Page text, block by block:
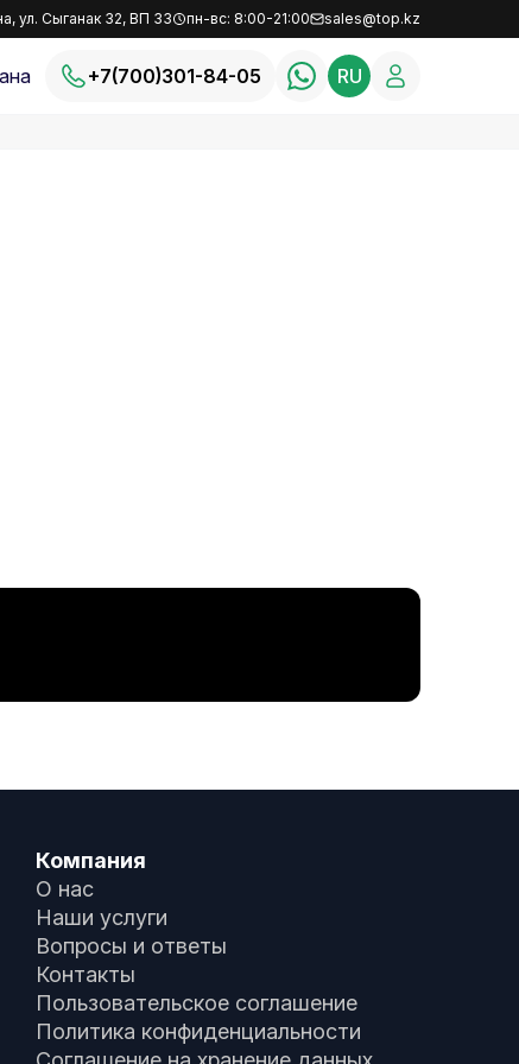
ул. Сыганак 32, ВП 33 пн-вс: 8:00-21:00 sales@top.kz
+7(700)301-84-05 RU
Компания
О нас
Наши услуги
Вопросы и ответы
Контакты
Пользовательское соглашение
Политика конфиденциальности